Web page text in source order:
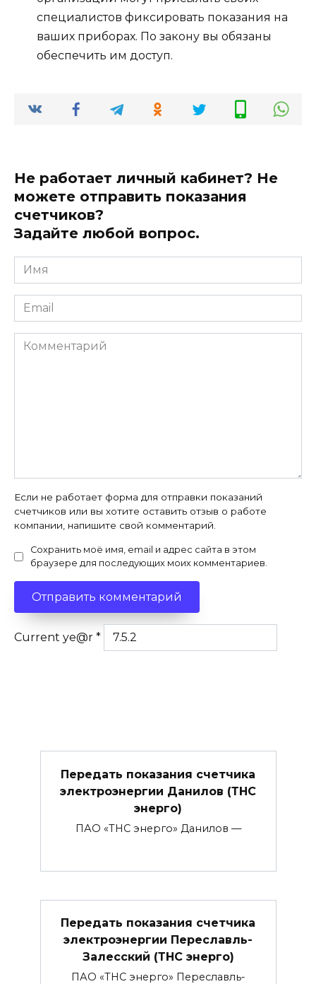
специалистов фиксировать показания на
ваших приборах. По закону вы обязаны
обеспечить им доступ.
Не работает личный кабинет? Не
можете отправить показания
счетчиков?
Задайте любой вопрос.
Имя
*
Email
*
Комментарий
Если не работает форма для отправки показаний
счетчиков или вы хотите оставить отзыв о работе
компании, напишите свой комментарий.
Сохранить моё имя, email и адрес сайта в этом
браузере для последующих моих комментариев.
Current ye@r *
Передать показания счетчика
электроэнергии Данилов (ТНС
энерго)
ПАО «ТНС энерго» Данилов —
Передать показания счетчика
электроэнергии Переславль-
Залесский (ТНС энерго)
ПАО «ТНС энерго» Переславль-